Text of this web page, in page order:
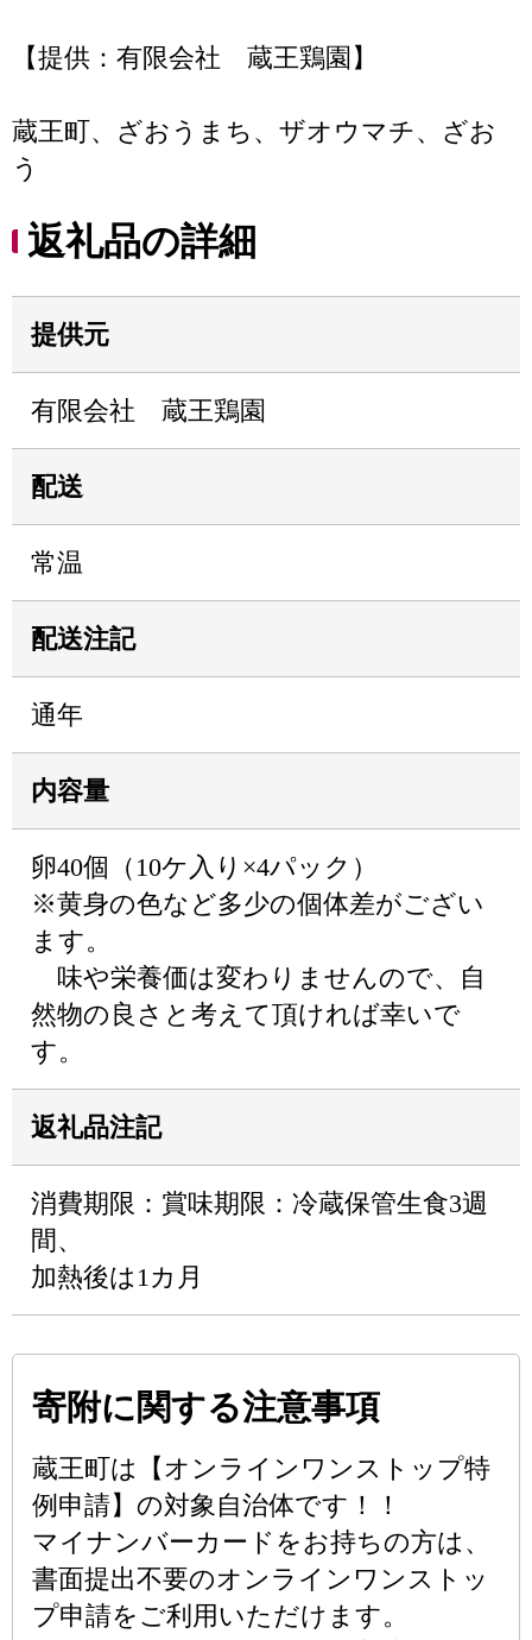
【提供：有限会社 蔵王鶏園】
蔵王町、ざおうまち、ザオウマチ、ざお
う
返礼品の詳細
提供元
有限会社 蔵王鶏園
配送
常温
配送注記
通年
内容量
卵40個（10ケ入り×4パック）
※黄身の色など多少の個体差がござい
ます。
味や栄養価は変わりませんので、自
然物の良さと考えて頂ければ幸いで
す。
返礼品注記
消費期限：賞味期限：冷蔵保管生食3週
間、
加熱後は1カ月
寄附に関する注意事項
蔵王町は【オンラインワンストップ特
例申請】の対象自治体です！！
マイナンバーカードをお持ちの方は、
書面提出不要のオンラインワンストッ
プ申請をご利用いただけます。